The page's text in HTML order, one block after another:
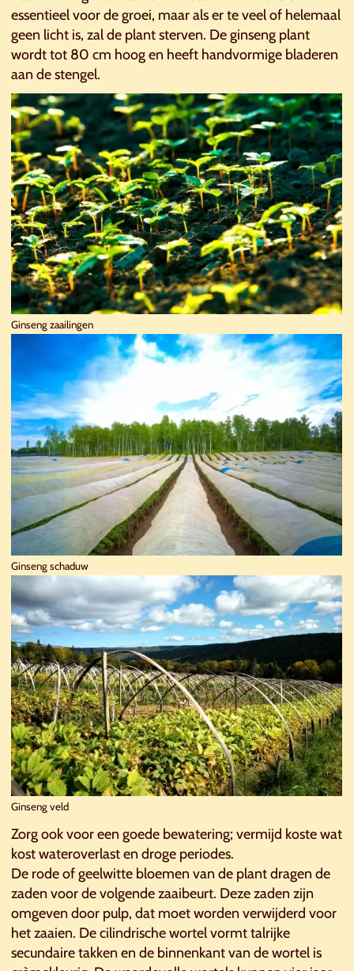
essentieel voor de groei, maar als er te veel of helemaal
geen licht is, zal de plant sterven. De ginseng plant
wordt tot 80 cm hoog en heeft handvormige bladeren
aan de stengel.
Ginseng zaailingen
Ginseng schaduw
Ginseng veld
Zorg ook voor een goede bewatering; vermijd koste wat
kost wateroverlast en droge periodes.
De rode of geelwitte bloemen van de plant dragen de
zaden voor de volgende zaaibeurt. Deze zaden zijn
omgeven door pulp, dat moet worden verwijderd voor
het zaaien. De cilindrische wortel vormt talrijke
secundaire takken en de binnenkant van de wortel is